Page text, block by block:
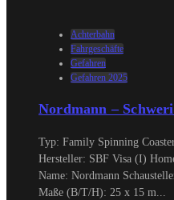
Achterbahn
Fahrgeschäfte
Gefahren
Gefahren 2025
Nordmann –
Typ: Family Spinning
Hersteller: SBF Visa (I)
Name: Nordmann
Maße (B/T/H): 25 x 15 m...